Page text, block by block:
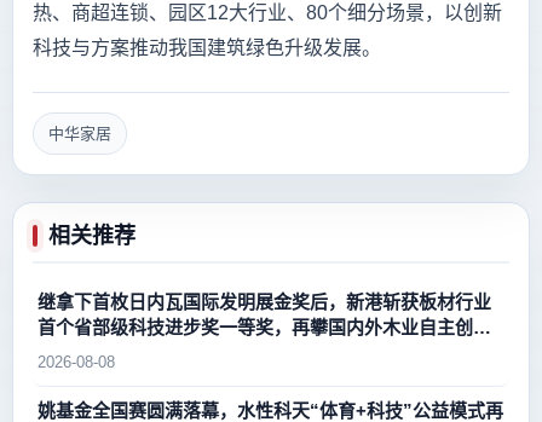
热、商超连锁、园区12大行业、80个细分场景，以创新
科技与方案推动我国建筑绿色升级发展。
中华家居
相关推荐
继拿下首枚日内瓦国际发明展金奖后，新港斩获板材行业
首个省部级科技进步奖一等奖，再攀国内外木业自主创新
新高峰
2026-08-08
姚基金全国赛圆满落幕，水性科天“体育+科技”公益模式再